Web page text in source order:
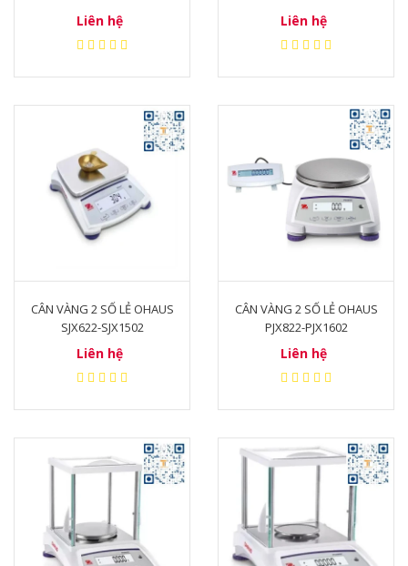
Cân tiểu ly cân vàng hoạt động dựa trên
nguyên lý điện từ. Khi vật cần đo được đặt
lên cân, cảm biến trọng lượng sẽ cảm nhận
được trọng lượng của vật và truyền tín hiệu
đến bộ phận xử lý tín hiệu. Bộ phận xử lý tín
hiệu sẽ tính toán và hiển thị khối lượng của
vật lên màn hình.
tiểu ly.
Độ chính xác: Độ chính xác của cân tiểu ly
cân vàng thường được thể hiện bằng đơn vị
Khả năng cân: Khả năng cân của cân tiểu ly
cân vàng thường được thể hiện bằng đơn vị
g hoặc mg.
Kích thước: Cân tiểu ly cân vàng có nhiều
kích thước khác nhau, đáp ứng nhu cầu sử
Liên hệ Liên hệ
CÂN VÀNG 2 SỐ LẺ OHAUS
SJX622-SJX1502
Liên hệ
CÂN VÀNG 2 SỐ LẺ OHAUS
PJX822-PJX1602
Liên hệ